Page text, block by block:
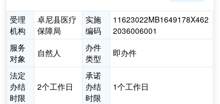
受理
机构
卓尼县医疗
保障局
实施
编码
11623022MB1649178X462
2036006001
服务
对象
自然人
办件
类型
即办件
法定
办结
时限
2个工作日
承诺
办结
时限
1个工作日